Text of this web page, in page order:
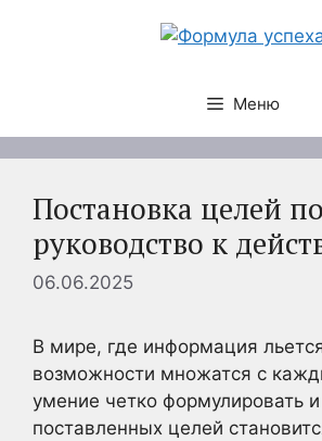
Меню
Постановка целей
руководство к
06.06.2025
В мире, где информация
возможности множатся с
умение четко формулировать и
поставленных целей